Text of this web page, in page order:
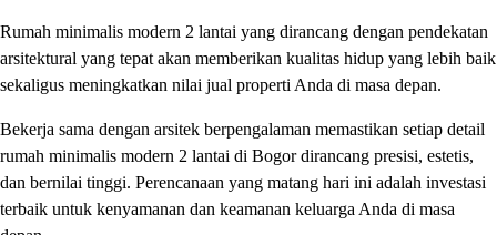
Rumah minimalis modern 2 lantai yang dirancang dengan pendekatan
arsitektural yang tepat akan memberikan kualitas hidup yang lebih baik
sekaligus meningkatkan nilai jual properti Anda di masa depan.
Bekerja sama dengan arsitek berpengalaman memastikan setiap detail
rumah minimalis modern 2 lantai di Bogor dirancang presisi, estetis,
dan bernilai tinggi. Perencanaan yang matang hari ini adalah investasi
terbaik untuk kenyamanan dan keamanan keluarga Anda di masa